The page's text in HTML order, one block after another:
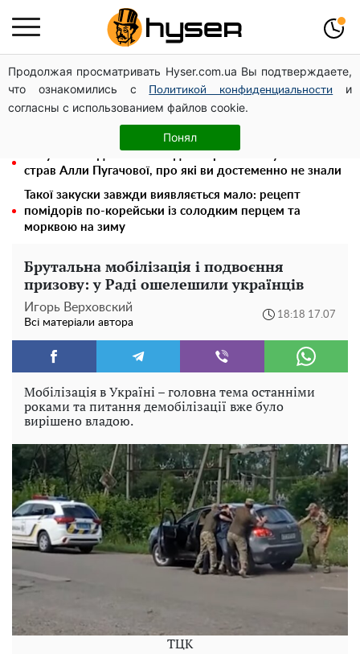
Продолжая просматривать Hyser.com.ua Вы подтверждаете,
что ознакомились с
Политикой конфиденциальности
и
согласны с использованием файлов cookie.
Понял
Олена Тополя злив відео – це далеко не все: фронтмен
"Антитіла" Тарас Тополя став наступним
Як учасник бойових дій може оформити пільгу на
оплату комунальних послуг: інструкція
страв Алли Пугачової, про які ви достеменно не знали
Такої закуски завжди виявляється мало: рецепт
помідорів по-корейськи із солодким перцем та
морквою на зиму
Брутальна мобілізація і подвоєння
призову: у Раді ошелешили українців
Игорь Верховский
Всі матеріали автора
18:18 17.07
Мобілізація в Україні – головна тема останніми
роками та питання демобілізації вже було
вирішено владою.
TЦK